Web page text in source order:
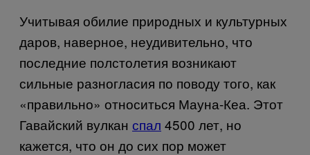
Учитывая обилие природных и культурных
даров, наверное, неудивительно, что
последние полстолетия возникают
сильные разногласия по поводу того, как
«правильно» относиться Мауна-Кеа. Этот
Гавайский вулкан спал 4500 лет, но
кажется, что он до сих пор может